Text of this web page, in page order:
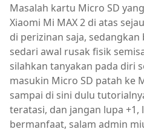
Masalah kartu Micro SD
Xiaomi Mi MAX 2 di atas
di perizinan saja, sedangkan
sedari awal rusak fisik
silahkan tanyakan pada diri
masukin Micro SD patah ke
sampai di sini dulu
teratasi, dan jangan lupa +1,
bermanfaat, salam admin